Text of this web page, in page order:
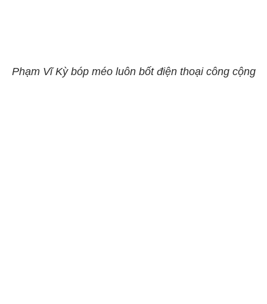
Phạm Vĩ Kỳ bóp méo luôn bốt điện thoại công cộng